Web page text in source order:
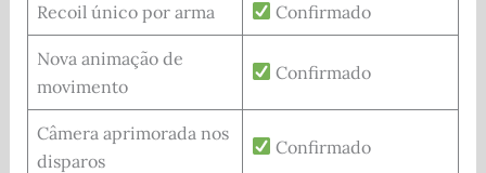
Recoil único por arma Confirmado
Nova animação de
movimento
Confirmado
Câmera aprimorada nos
disparos
Confirmado